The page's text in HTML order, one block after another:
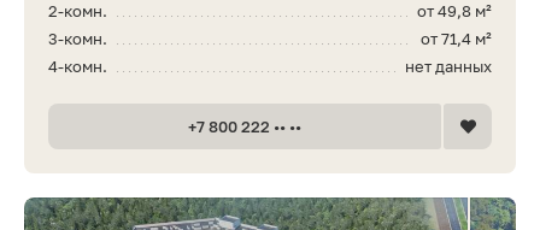
от 49,8 м²
2-комн.
от 71,4 м²
3-комн.
нет данных
4-комн.
+7 800 222 •• ••